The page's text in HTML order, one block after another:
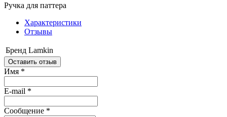
Ручка для паттера
Характеристики
Отзывы
Бренд Lamkin
Оставить отзыв
Имя *
E-mail *
Сообщение *